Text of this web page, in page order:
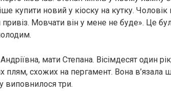
купити новий у кіоску на кутку. Чоловік
привіз. Мовчати він у мене не буде». Це
мати Степана. Вісімдесят один
плям, схожих на пергамент. Вона в’язала
виповнилося три.